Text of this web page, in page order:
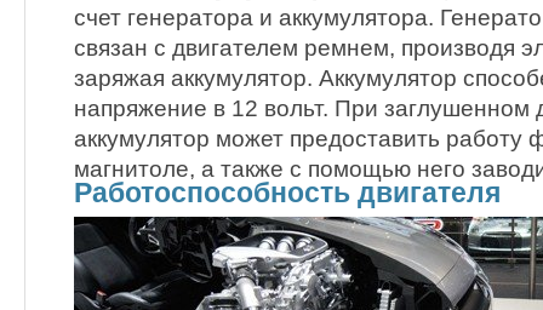
счет генератора и аккумулятора.
связан с двигателем ремнем, производя
заряжая аккумулятор. Аккумулятор
напряжение в 12 вольт. При заглушенном
аккумулятор может предоставить работу
магнитоле, а также с помощью него
Работоспособность двигателя